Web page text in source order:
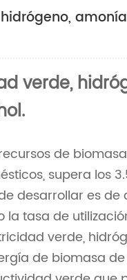
verde,
de
supera los
desarrollar es
tasa de
verde,
de biomasa